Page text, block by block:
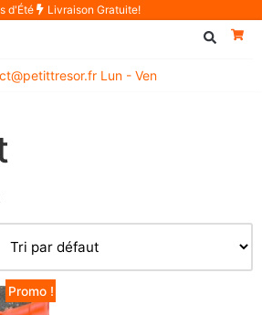
d'Été Livraison Gratuite!
Lun - Ven
Promo !